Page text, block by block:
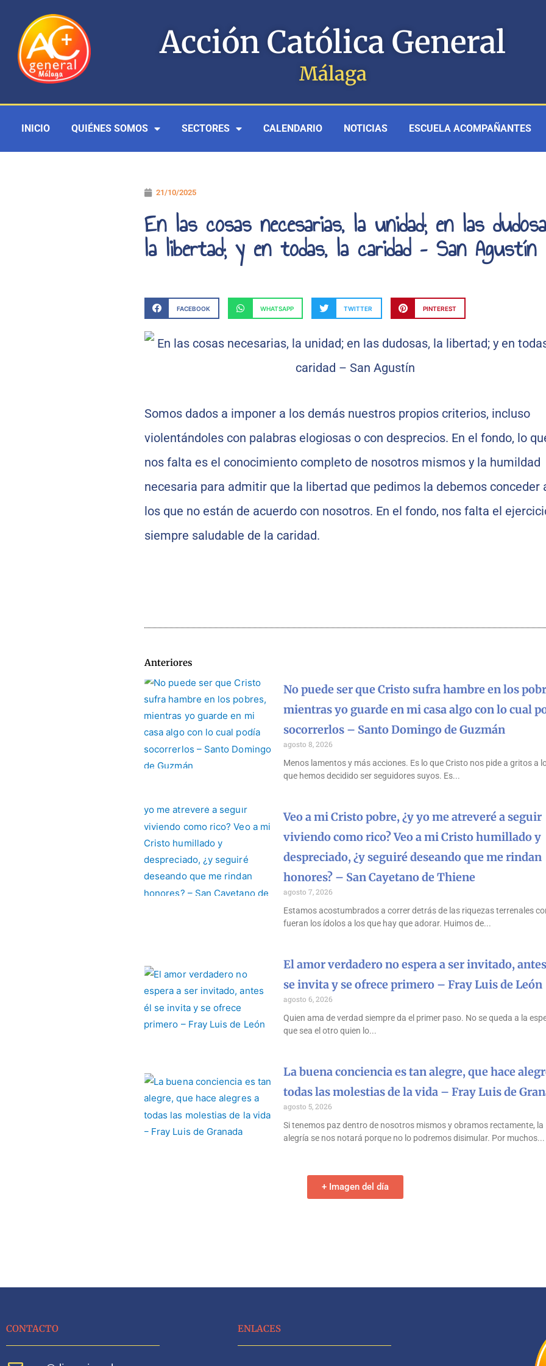
contenido
Acción Católica General
Málaga
INICIO QUIÉNES SOMOS SECTORES CALENDARIO NOTICIAS ESCUELA ACOMPAÑANTES
21/10/2025
En las cosas necesarias, la unidad; en las
la libertad; y en todas, la caridad – San Agustín
FACEBOOK WHATSAPP TWITTER PINTEREST
Somos dados a imponer a los demás nuestros propios criterios, incluso
violentándoles con palabras elogiosas o con desprecios. En el fondo, lo
nos falta es el conocimiento completo de nosotros mismos y la humildad
necesaria para admitir que la libertad que pedimos la debemos conceder
los que no están de acuerdo con nosotros. En el fondo, nos falta el
siempre saludable de la caridad.
Anteriores
No puede ser que Cristo sufra hambre en los
mientras yo guarde en mi casa algo con lo cual
socorrerlos – Santo Domingo de Guzmán
agosto 8, 2026
Menos lamentos y más acciones. Es lo que Cristo nos pide a gritos a
que hemos decidido ser seguidores suyos. Es
Veo a mi Cristo pobre, ¿y yo me atreveré a seguir
viviendo como rico? Veo a mi Cristo humillado y
despreciado, ¿y seguiré deseando que me rindan
honores? – San Cayetano de Thiene
agosto 7, 2026
Estamos acostumbrados a correr detrás de las riquezas terrenales
fueran los ídolos a los que hay que adorar. Huimos de
El amor verdadero no espera a ser invitado,
se invita y se ofrece primero – Fray Luis de León
agosto 6, 2026
Quien ama de verdad siempre da el primer paso. No se queda a la
que sea el otro quien lo
La buena conciencia es tan alegre, que hace
todas las molestias de la vida – Fray Luis de
agosto 5, 2026
Si tenemos paz dentro de nosotros mismos y obramos rectamente, la
alegría se nos notará porque no lo podremos disimular. Por muchos
+ Imagen del día
CONTACTO ENLACES